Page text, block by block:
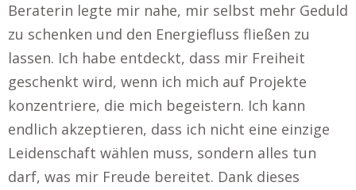
Beraterin legte mir nahe, mir selbst mehr Geduld
zu schenken und den Energiefluss fließen zu
lassen. Ich habe entdeckt, dass mir Freiheit
geschenkt wird, wenn ich mich auf Projekte
konzentriere, die mich begeistern. Ich kann
endlich akzeptieren, dass ich nicht eine einzige
Leidenschaft wählen muss, sondern alles tun
darf, was mir Freude bereitet. Dank dieses